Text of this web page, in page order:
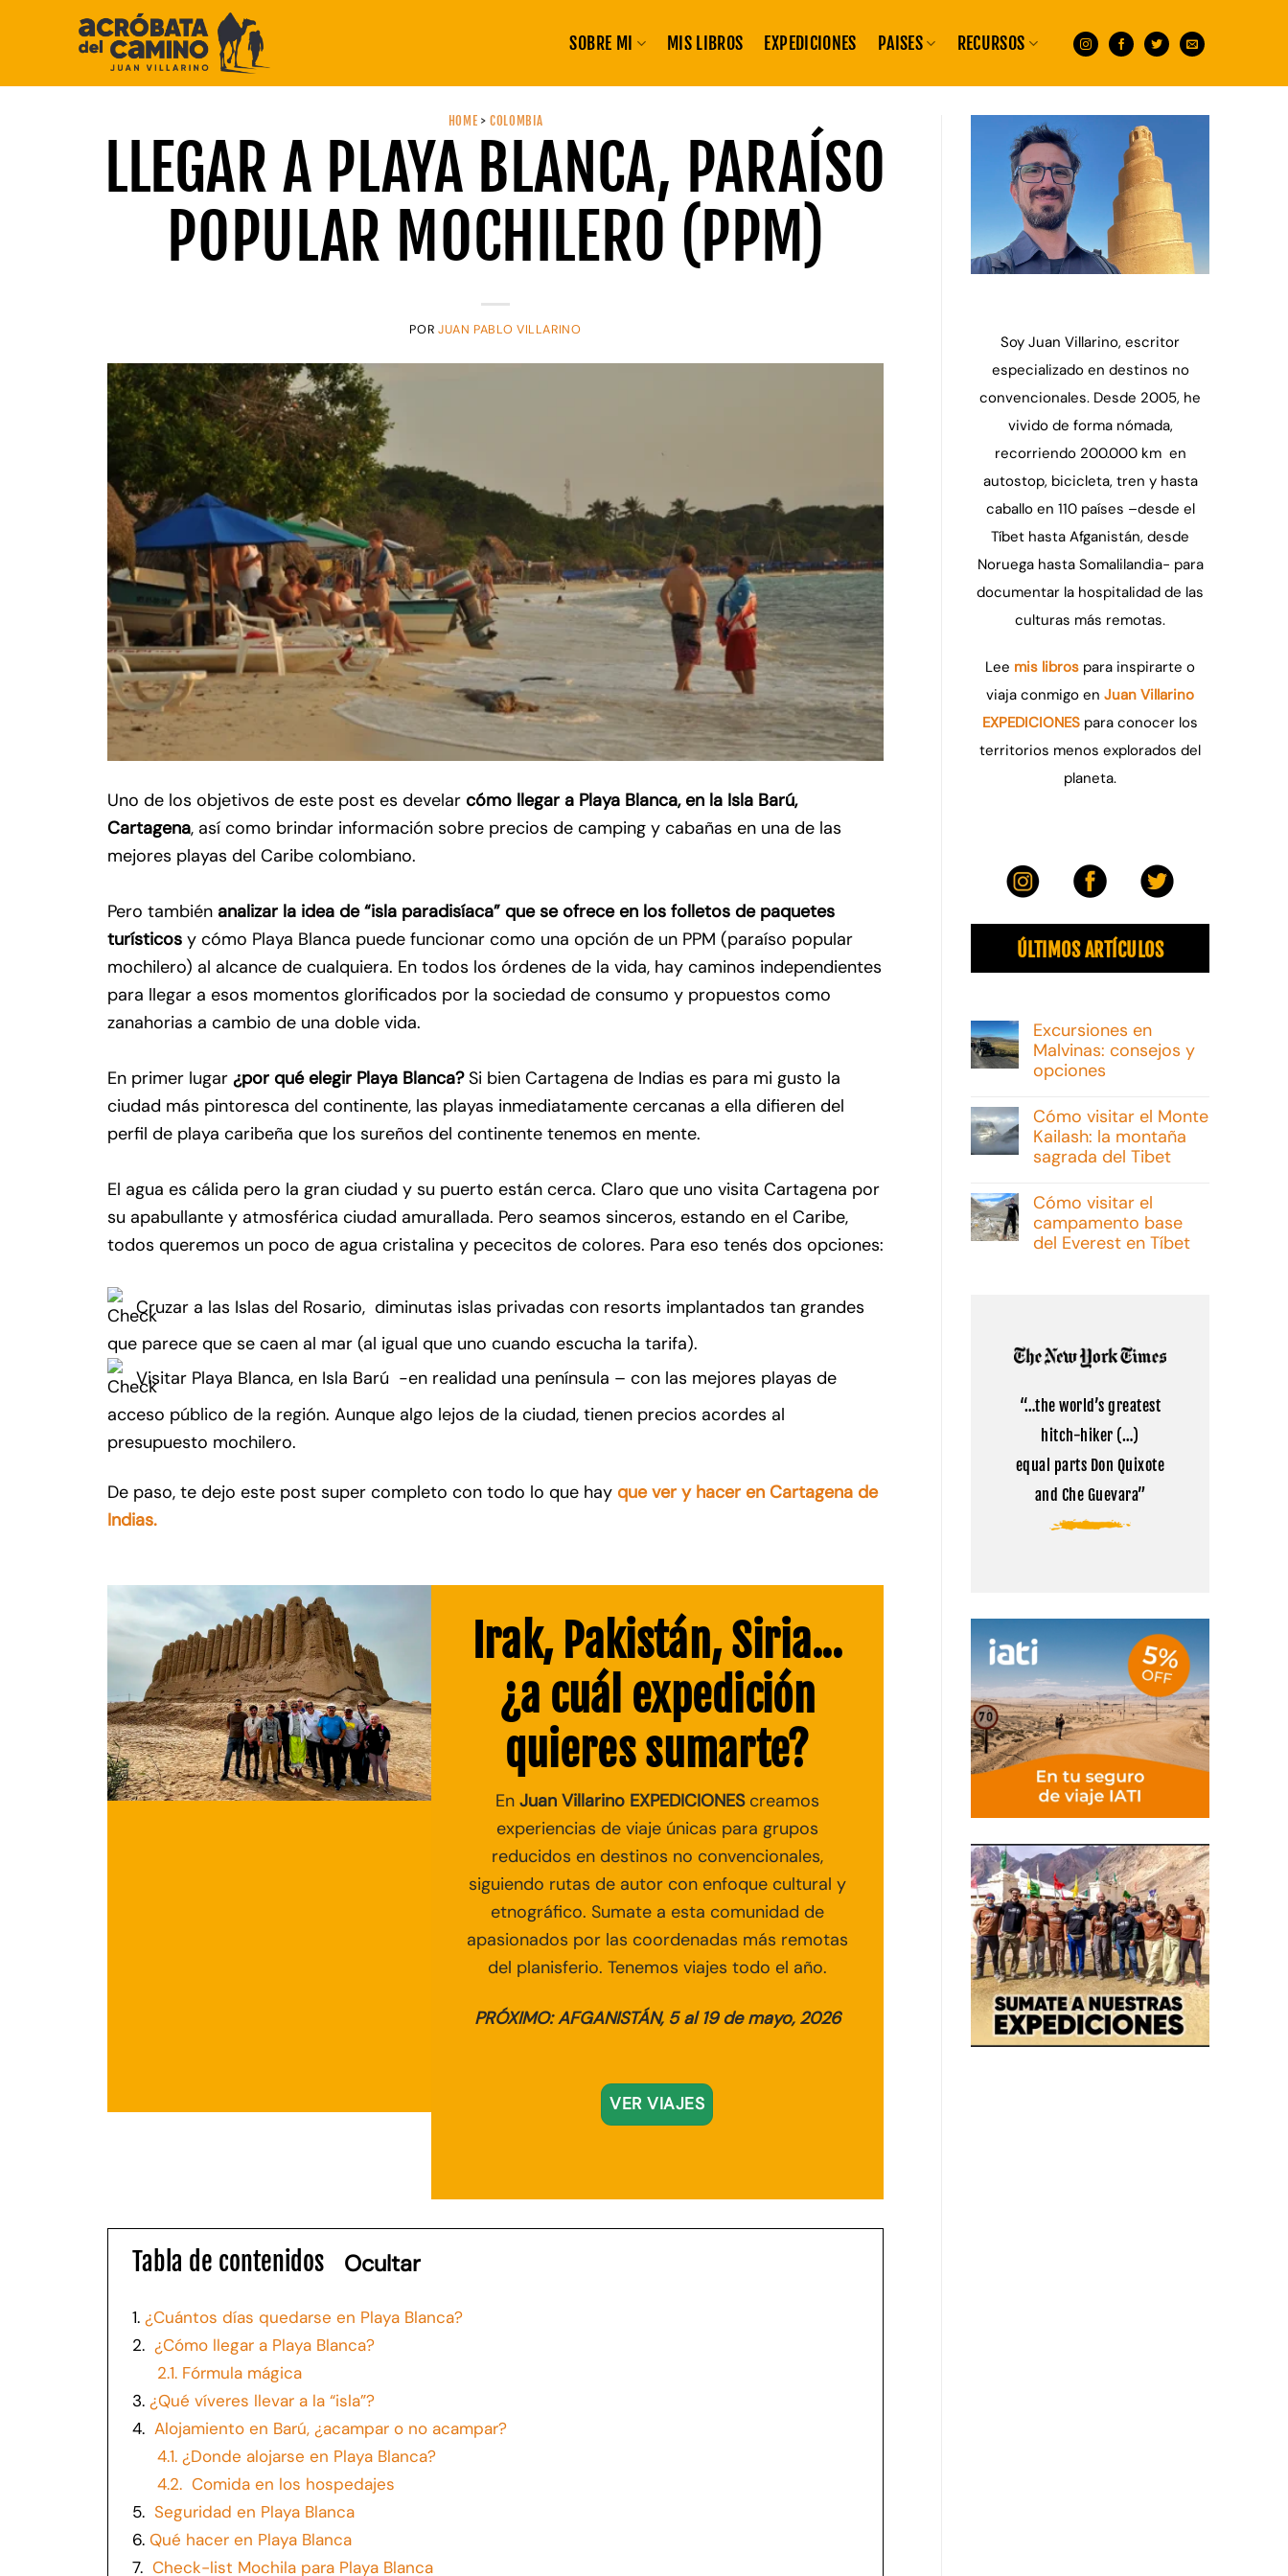
SOBRE MI MIS LIBROS EXPEDICIONES PAISES RECURSOS
HOME >COLOMBIA
LLEGAR A PLAYA BLANCA, PARAÍSO
POPULAR MOCHILERO (PPM)
POR JUAN PABLO VILLARINO
Uno de los objetivos de este post es develar cómo llegar a Playa Blanca, en la Isla Barú,
Cartagena, así como brindar información sobre precios de camping y cabañas en una de las
mejores playas del Caribe colombiano.
Pero también analizar la idea de “isla paradisíaca” que se ofrece en los folletos de paquetes
turísticos y cómo Playa Blanca puede funcionar como una opción de un PPM (paraíso popular
mochilero) al alcance de cualquiera. En todos los órdenes de la vida, hay caminos independientes
para llegar a esos momentos glorificados por la sociedad de consumo y propuestos como
zanahorias a cambio de una doble vida.
En primer lugar ¿por qué elegir Playa Blanca?Si bien Cartagena de Indias es para mi gusto la
ciudad más pintoresca del continente, las playas inmediatamente cercanas a ella difieren del
perfil de playa caribeña que los sureños del continente tenemos en mente.
El agua es cálida pero la gran ciudad y su puerto están cerca. Claro que uno visita Cartagena por
su apabullante y atmosférica ciudad amurallada. Pero seamos sinceros, estando en el Caribe,
todos queremos un poco de agua cristalina y pececitos de colores. Para eso tenés dos opciones:
Cruzar a las Islas del Rosario, diminutas islas privadas con resorts implantados tan grandes
que parece que se caen al mar (al igual que uno cuando escucha la tarifa).
Visitar Playa Blanca, en Isla Barú -en realidad una península – con las mejores playas de
acceso público de la región. Aunque algo lejos de la ciudad, tienen precios acordes al
presupuesto mochilero.
De paso, te dejo este post super completo con todo lo que hay que ver y hacer en Cartagena de
Indias.
Irak, Pakistán, Siria...
¿a cuál expedición
quieres sumarte?
En Juan Villarino EXPEDICIONEScreamos
experiencias de viaje únicas para grupos
reducidos en destinos no convencionales,
siguiendo rutas de autor con enfoque cultural y
etnográfico. Sumate a esta comunidad de
apasionados por las coordenadas más remotas
del planisferio. Tenemos viajes todo el año.
PRÓXIMO: AFGANISTÁN, 5 al 19 de mayo, 2026
VER VIAJES
Tabla de contenidos Ocultar
1. ¿Cuántos días quedarse en Playa Blanca?
2. ¿Cómo llegar a Playa Blanca?
2.1.Fórmula mágica
3. ¿Qué víveres llevar a la “isla”?
4. Alojamiento en Barú, ¿acampar o no acampar?
4.1.¿Donde alojarse en Playa Blanca?
4.2.Comida en los hospedajes
5. Seguridad en Playa Blanca
6. Qué hacer en Playa Blanca
7. Check-list Mochila para Playa Blanca
Soy Juan Villarino, escritor
especializado en destinos no
convencionales. Desde 2005, he
vivido de forma nómada,
recorriendo 200.000 km en
autostop, bicicleta, tren y hasta
caballo en 110 países –desde el
Tíbet hasta Afganistán, desde
Noruega hasta Somalilandia- para
documentar la hospitalidad de las
culturas más remotas.
Lee mis libros para inspirarte o
viaja conmigo en Juan Villarino
EXPEDICIONES para conocer los
territorios menos explorados del
planeta.
ÚLTIMOS ARTÍCULOS
Excursiones en
Malvinas: consejos y
opciones
hay
comentarios
en
Excursiones
en
y
opciones
Cómo visitar el Monte
Kailash: la montaña
sagrada del Tibet
hay
comentarios
en
Cómo
visitar
del
Tibet
Cómo visitar el
campamento base
del Everest en Tíbet
el
campamento
Everest
Tíbet
“…the world’s greatest
hitch-hiker (…)
equal parts Don Quixote
and Che Guevara”